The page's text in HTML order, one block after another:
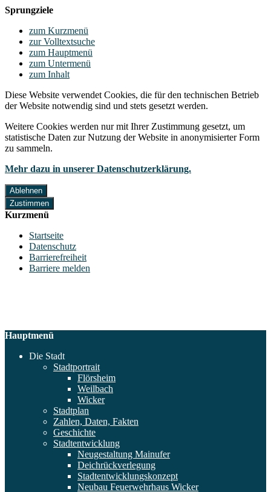
Sprungziele
zum Kurzmenü
zur Volltextsuche
zum Hauptmenü
zum Untermenü
zum Inhalt
Diese Website verwendet Cookies, die für den technischen Betrieb
der Website notwendig sind und stets gesetzt werden.
Weitere Cookies werden nur mit Ihrer Zustimmung gesetzt, um
statistische Daten zur Nutzung der Website in anonymisierter Form
zu sammeln.
Mehr dazu in unserer Datenschutzerklärung.
Ablehnen
Zustimmen
Kurzmenü
Startseite
Datenschutz
Barrierefreiheit
Barriere melden
Hauptmenü
Die Stadt
Stadtportrait
Flörsheim
Weilbach
Wicker
Stadtplan
Zahlen, Daten, Fakten
Geschichte
Stadtentwicklung
Neugestaltung Mainufer
Deichrückverlegung
Stadtentwicklungskonzept
Neubau Feuerwehrhaus Wicker